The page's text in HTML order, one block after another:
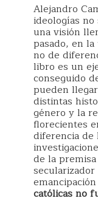
Alejandro
ideologías
una visión
pasado, en
no de
libro es un
conseguido
pueden
distintas
género y la
florecientes
diferencia de
de la
católicas no